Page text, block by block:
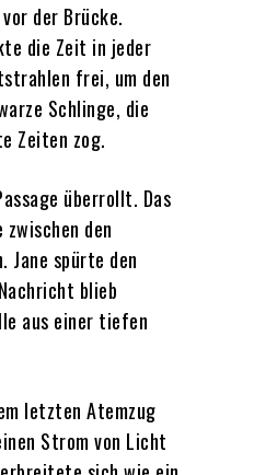
der Brücke.
die Zeit in jeder
frei, um den
Schlinge, die
Zeiten zog.
überrollt. Das
den
Jane spürte den
blieb
aus einer tiefen
letzten Atemzug
Strom von Licht